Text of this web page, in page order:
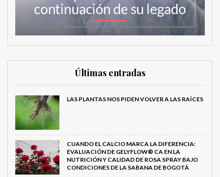
Últimas entradas
LAS PLANTAS NOS PIDEN VOLVER A LAS RAÍCES
CUANDO EL CALCIO MARCA LA DIFERENCIA:
EVALUACIÓN DE GELYFLOW® CA EN LA
NUTRICIÓN Y CALIDAD DE ROSA SPRAY BAJO
CONDICIONES DE LA SABANA DE BOGOTÁ